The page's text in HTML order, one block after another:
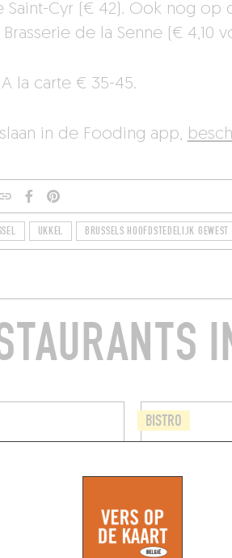
Saint-Cyr (€ 42). Ook nog op
de la Senne (€ 4,10
A la carte € 35-45.
in de Fooding app,
UKKEL BRUSSELS HOOFDSTEDELIJK GEWEST
BISTRO
17